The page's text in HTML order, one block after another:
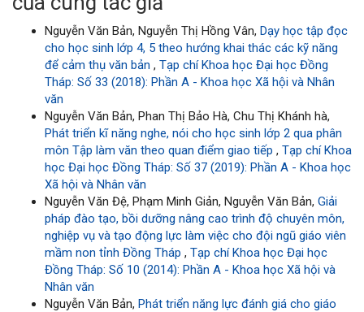
Nguyễn Văn Bản, Nguyễn Thị Hồng Vân, Dạy học tập đọc
cho học sinh lớp 4, 5 theo hướng khai thác các kỹ năng
để cảm thụ văn bản , Tạp chí Khoa học Đại học Đồng
Tháp: Số 33 (2018): Phần A - Khoa học Xã hội và Nhân
văn
Nguyễn Văn Bản, Phan Thị Bảo Hà, Chu Thị Khánh hà,
Phát triển kĩ năng nghe, nói cho học sinh lớp 2 qua phân
môn Tập làm văn theo quan điểm giao tiếp , Tạp chí Khoa
học Đại học Đồng Tháp: Số 37 (2019): Phần A - Khoa học
Xã hội và Nhân văn
Nguyễn Văn Đệ, Phạm Minh Giản, Nguyễn Văn Bản, Giải
pháp đào tạo, bồi dưỡng nâng cao trình độ chuyên môn,
nghiệp vụ và tạo động lực làm việc cho đội ngũ giáo viên
mầm non tỉnh Đồng Tháp , Tạp chí Khoa học Đại học
Đồng Tháp: Số 10 (2014): Phần A - Khoa học Xã hội và
Nhân văn
Nguyễn Văn Bản, Phát triển năng lực đánh giá cho giáo